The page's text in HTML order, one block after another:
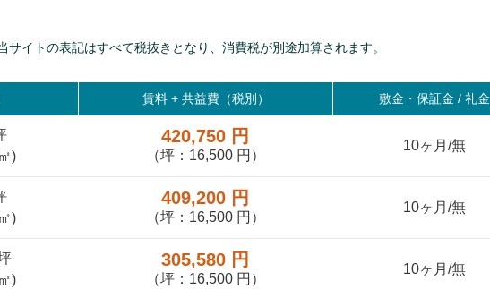
サイトの表記はすべて税抜きとなり、消費税が別途加算されます。
賃料 +共益費（税別） 敷金・保証金 / 礼金
)
420,750 円
（坪：16,500 円）
10ヶ月/無
)
409,200 円
（坪：16,500 円）
10ヶ月/無
㎡)
305,580 円
（坪：16,500 円）
10ヶ月/無